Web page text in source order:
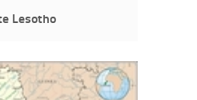
Lesotho